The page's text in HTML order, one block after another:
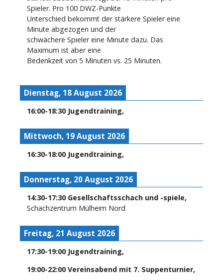
Spieler. Pro 100 DWZ-Punkte
Unterschied bekommt der stärkere Spieler eine
Minute abgezogen und der
schwächere Spieler eine Minute dazu. Das
Maximum ist aber eine
Bedenkzeit von 5 Minuten vs. 25 Minuten.
Dienstag, 18 August 2026
16:00-18:30 Jugendtraining,
Mittwoch, 19 August 2026
16:30-18:00 Jugendtraining,
Donnerstag, 20 August 2026
14:30-17:30 Gesellschaftsschach und -spiele,
Schachzentrum Mülheim Nord
Freitag, 21 August 2026
17:30-19:00 Jugendtraining,
19:00-22:00 Vereinsabend mit 7. Suppenturnier,